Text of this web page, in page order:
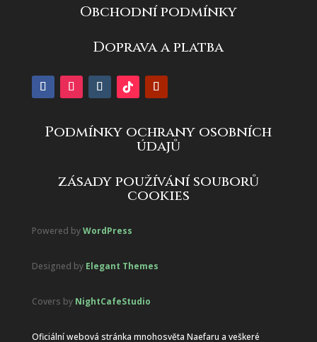
Obchodní podmínky
Doprava a platba
Podmínky ochrany osobních
údajů
zásady používání souborů
cookies
Powered byWordPress
Designed by Elegant Themes
Covers by NightCafeStudio
Oficiální webová stránka mnohosvěta Naefaru a veškeré